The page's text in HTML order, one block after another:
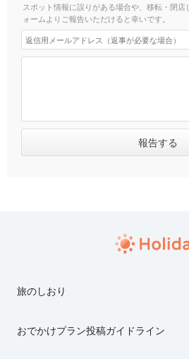
スポット情報に誤りがある場合や、移転・閉
ォームよりご報告いただけると幸いです。
旅のしおり
おでかけプラン投稿ガイドライン